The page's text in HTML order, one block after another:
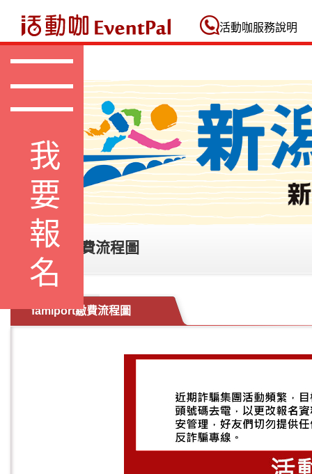
活動咖 Eventpal
活動咖服務說明
我要報名
famiport繳費流程圖
famiport繳費流程圖